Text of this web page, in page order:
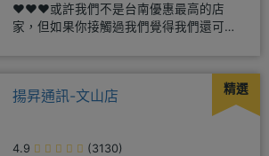
❤️❤️❤️或許我們不是台南優惠最高的店
家，但如果你接觸過我們覺得我們還可
精選
揚昇通訊-文山店
4.9
(3130)